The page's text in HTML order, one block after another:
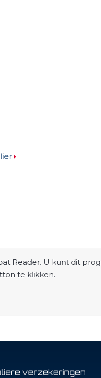
Reader. U kunt dit
te klikken.
verzekeringen